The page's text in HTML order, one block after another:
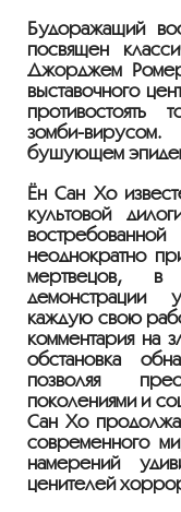
Будоражащий
посвящен
Джорджем
выставочного
противостоять
зомби-
бушующем
Ён Сан Хо
культовой
неоднократно
мертвецов, в
демонстрации
каждую свою
комментария на
обстановка
позволяя
поколениями и
Сан Хо
современного
намерений
ценителей